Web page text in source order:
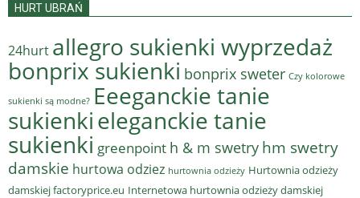
HURT UBRAŃ
24hurt allegro sukienki wyprzedaż
bonprix sukienki bonprix sweter Czy kolorowe
sukienki są modne? Eeeganckie tanie
sukienkieleganckie tanie
sukienki greenpoint h & m swetry hm swetry
damskie hurtowa odziez hurtownia odzieży Hurtownia odzieży
damskiej factoryprice.eu Internetowa hurtownia odzieży damskiej